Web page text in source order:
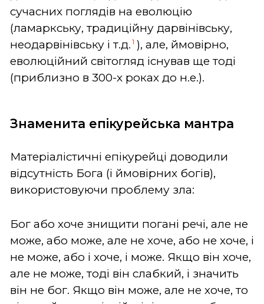
сучасних поглядів на еволюцію
(ламаркську, традиційну дарвінівську,
неодарвінівську і т.д. 1 ), але, ймовірно,
еволюційний світогляд існував ще тоді
(приблизно в 300-х роках до н.е.).
Знаменита епікурейська мантра
Матеріалістичні епікурейці доводили
відсутність Бога (і ймовірних богів),
використовуючи проблему зла:
Бог або хоче знищити погані речі, але не
може, або може, але не хоче, або не хоче, і
не може, або і хоче, і може. Якщо він хоче,
але не може, тоді він слабкий, і значить
він не бог. Якщо він може, але не хоче, то